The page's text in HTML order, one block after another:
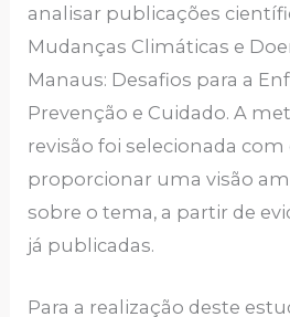
analisar publicações
Mudanças Climáticas e
Manaus: Desafios para a
Prevenção e Cuidado. A
revisão foi selecionada
proporcionar uma visão
sobre o tema, a partir de
já publicadas.
Para a realização deste